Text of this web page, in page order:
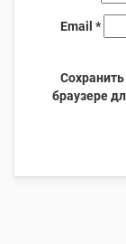
Email *
браузере